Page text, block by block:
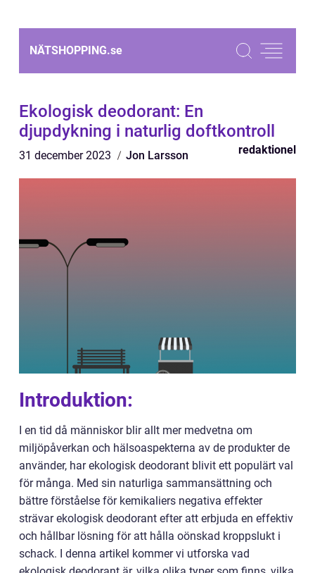
NÄTSHOPPING.se
Ekologisk deodorant: En
djupdykning i naturlig doftkontroll
31 december 2023 Jon Larsson redaktionel
Introduktion:
I en tid då människor blir allt mer medvetna om
miljöpåverkan och hälsoaspekterna av de produkter de
använder, har ekologisk deodorant blivit ett populärt val
för många. Med sin naturliga sammansättning och
bättre förståelse för kemikaliers negativa effekter
strävar ekologisk deodorant efter att erbjuda en effektiv
och hållbar lösning för att hålla oönskad kroppslukt i
schack. I denna artikel kommer vi utforska vad